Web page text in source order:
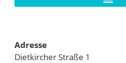
Adresse
Dietkircher Straße 1